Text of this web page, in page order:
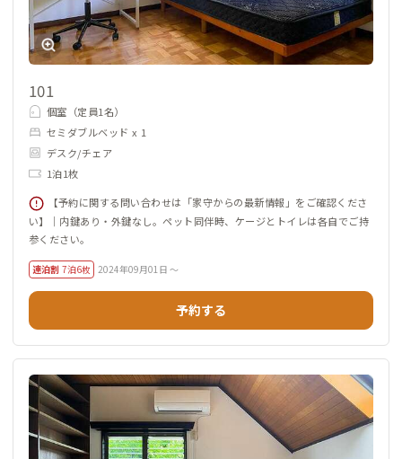
台の下には食品棚があり、各個室の番号が書かれた棚に持参した
食品を置けるスペースがあります。
各個室にはデスク＆チェアがあるので、テレワークにも最適で
す。
ただし、古い民家なのでオンライン会議時や動画視聴時等の音
漏れにはご注意ください。必ずヘッドホンをしましょう。
広い庭には物干し台が6本用意しているので、天気の良い日は外
干しをオススメします（脱衣所にはガス衣類乾燥機がありま
す）。
101
個室（定員1名）
セミダブルベッド x 1
デスク/チェア
1泊1枚
【予約に関する問い合わせは「家守からの最新情報」をご確認くださ
い】｜内鍵あり・外鍵なし。ペット同伴時、ケージとトイレは各自でご持
参ください。
連泊割 7泊6枚 2024年09月01日 ～
予約する